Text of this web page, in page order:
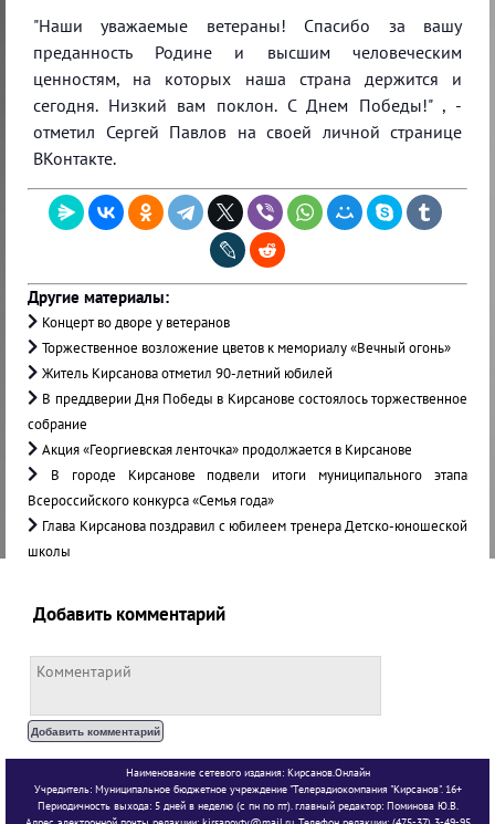
"Наши уважаемые ветераны! Спасибо за вашу
преданность Родине и высшим человеческим
ценностям, на которых наша страна держится и
сегодня. Низкий вам поклон. С Днем Победы!" , -
отметил Сергей Павлов на своей личной странице
ВКонтакте.
Другие материалы:
Концерт во дворе у ветеранов
Торжественное возложение цветов к мемориалу «Вечный огонь»
Житель Кирсанова отметил 90-летний юбилей
В преддверии Дня Победы в Кирсанове состоялось торжественное
собрание
Акция «Георгиевская ленточка» продолжается в Кирсанове
В городе Кирсанове подвели итоги муниципального этапа
Всероссийского конкурса «Семья года»
Глава Кирсанова поздравил с юбилеем тренера Детско-юношеской
школы
Добавить комментарий
Наименование сетевого издания: Кирсанов.Онлайн
Учредитель: Муниципальное бюджетное учреждение "Телерадиокомпания "Кирсанов". 16+
Периодичность выхода: 5 дней в неделю (с пн по пт). главный редактор: Поминова Ю.В.